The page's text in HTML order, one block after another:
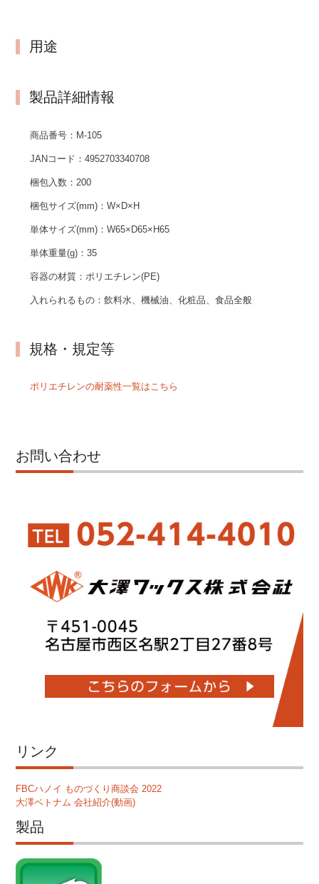
用途
製品詳細情報
商品番号： M-105
JANコード：4952703340708
梱包入数：200
梱包サイズ(mm)：W×D×H
単体サイズ(mm)：W65×D65×H65
単体重量(g)：35
容器の材質：ポリエチレン(PE)
入れられるもの：飲料水、機械油、化粧品、食品全般
規格・規定等
ポリエチレンの耐薬性一覧はこちら
お問い合わせ
リンク
FBCハノイ ものづくり商談会 2022
大澤ベトナム 会社紹介(動画)
製品